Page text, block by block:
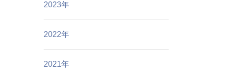
2023年
2022年
2021年